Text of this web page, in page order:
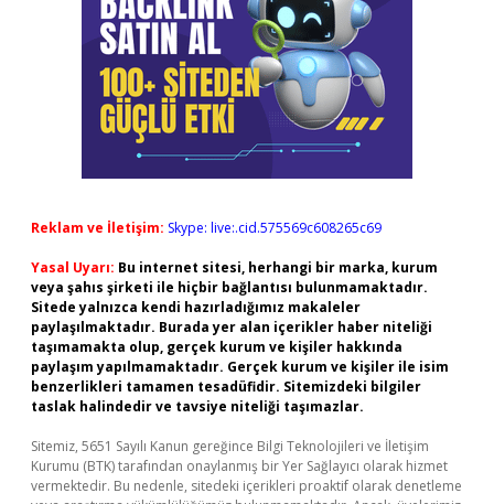
Reklam ve İletişim: Skype: live:.cid.575569c608265c69
Yasal Uyarı: Bu internet sitesi, herhangi bir marka, kurum
veya şahıs şirketi ile hiçbir bağlantısı bulunmamaktadır.
Sitede yalnızca kendi hazırladığımız makaleler
paylaşılmaktadır. Burada yer alan içerikler haber niteliği
taşımamakta olup, gerçek kurum ve kişiler hakkında
paylaşım yapılmamaktadır. Gerçek kurum ve kişiler ile isim
benzerlikleri tamamen tesadüfidir. Sitemizdeki bilgiler
taslak halindedir ve tavsiye niteliği taşımazlar.
Sitemiz, 5651 Sayılı Kanun gereğince Bilgi Teknolojileri ve İletişim
Kurumu (BTK) tarafından onaylanmış bir Yer Sağlayıcı olarak hizmet
vermektedir. Bu nedenle, sitedeki içerikleri proaktif olarak denetleme